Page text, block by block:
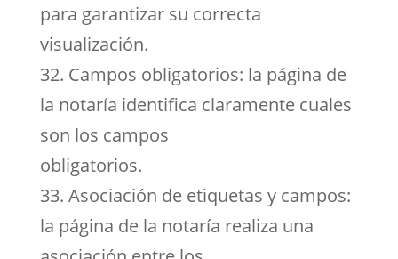
para garantizar su correcta
visualización.
32. Campos obligatorios: la página de
la notaría identifica claramente cuales
son los campos
obligatorios.
33. Asociación de etiquetas y campos:
la página de la notaría realiza una